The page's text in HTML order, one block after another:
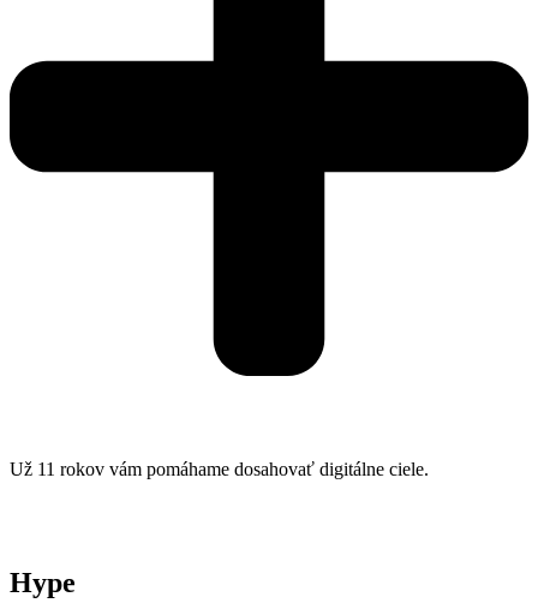
Už 11 rokov vám pomáhame dosahovať digitálne ciele.
Hype